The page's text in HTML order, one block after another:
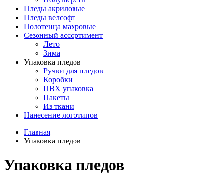
Пледы акриловые
Пледы велсофт
Полотенца махровые
Сезонный ассортимент
Лето
Зима
Упаковка пледов
Ручки для пледов
Коробки
ПВХ упаковка
Пакеты
Из ткани
Нанесение логотипов
Главная
Упаковка пледов
Упаковка пледов